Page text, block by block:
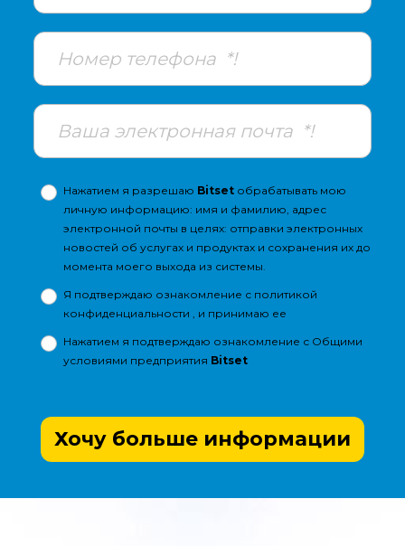
Нажатием я разрешаю Bitset обрабатывать мою
личную информацию: имя и фамилию, адрес
электронной почты в целях: отправки электронных
новостей об услугах и продуктах и сохранения их до
момента моего выхода из системы.
Я подтверждаю ознакомление с политикой
конфиденциальности , и принимаю ее
Нажатием я подтверждаю ознакомление с Общими
условиями предприятия Bitset